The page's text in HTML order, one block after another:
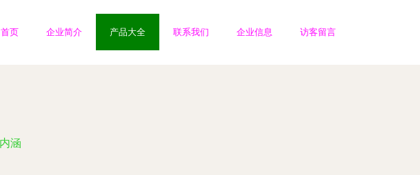
首页 企业简介 产品大全 联系我们 企业信息 访客留言
涵